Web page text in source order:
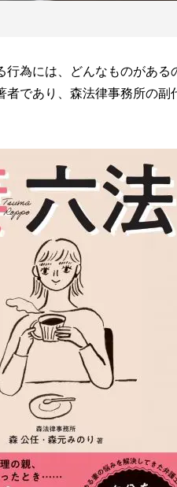
為には、どんなものがあ
者であり、森法律事務所の